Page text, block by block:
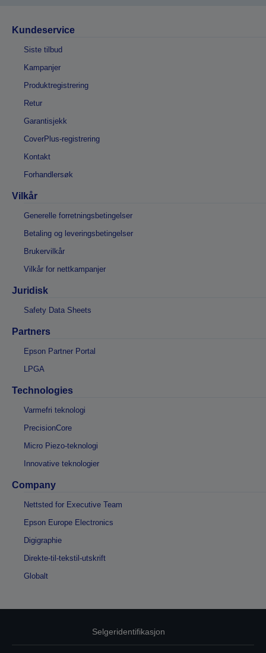
Kundeservice
Siste tilbud
Kampanjer
Produktregistrering
Retur
Garantisjekk
CoverPlus-registrering
Kontakt
Forhandlersøk
Vilkår
Generelle forretningsbetingelser
Betaling og leveringsbetingelser
Brukervilkår
Vilkår for nettkampanjer
Juridisk
Safety Data Sheets
Partners
Epson Partner Portal
LPGA
Technologies
Varmefri teknologi
PrecisionCore
Micro Piezo-teknologi
Innovative teknologier
Company
Nettsted for Executive Team
Epson Europe Electronics
Digigraphie
Direkte-til-tekstil-utskrift
Globalt
Selgeridentifikasjon